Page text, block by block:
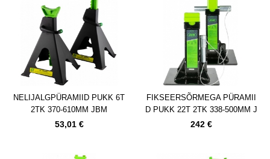
NELIJALGPÜRAMIID PUKK 6T
2TK 370-610MM JBM
53,01 €
FIKSEERSÕRMEGA PÜRAMII
D PUKK 22T 2TK 338-500MM J
BM
242 €